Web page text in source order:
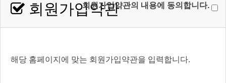
회원가입약관회원가입약관의 내용에 동의합니다.